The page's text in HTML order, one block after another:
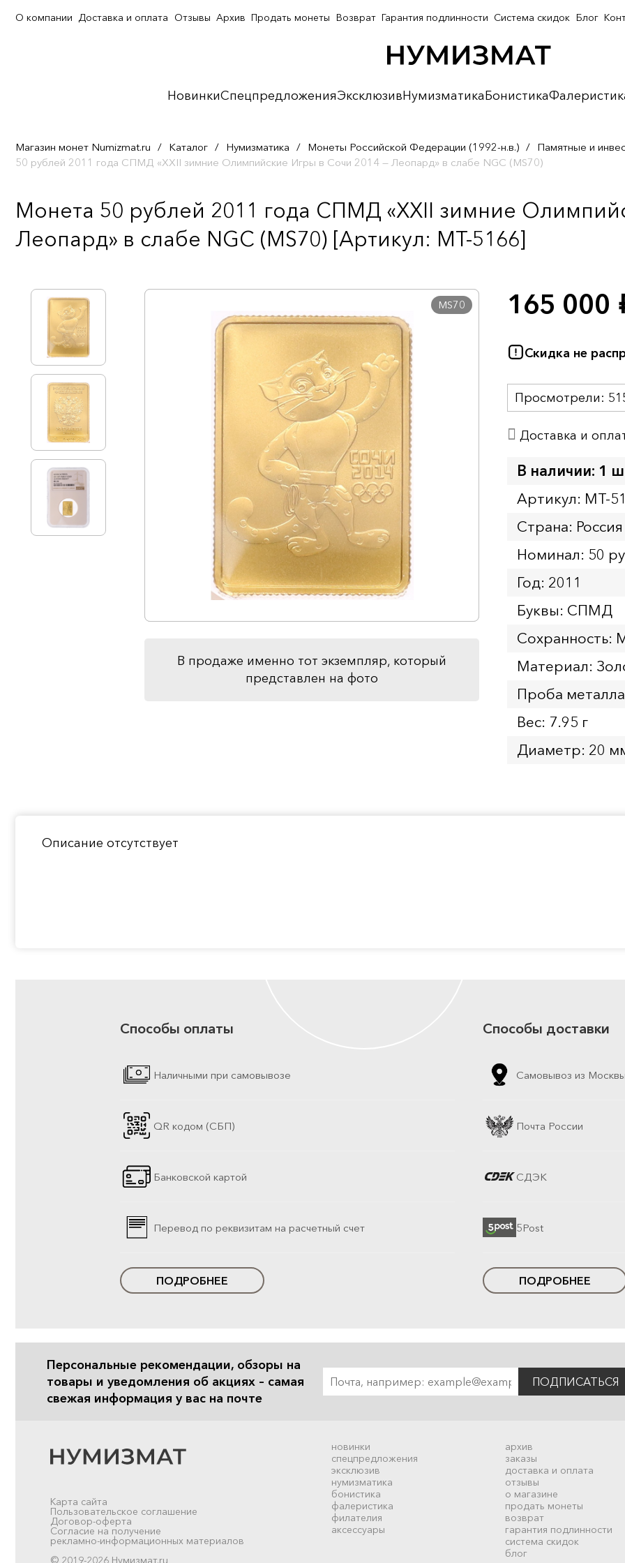
НовинкиСпецпредложенияЭксклюзивНумизматикаБонистика
О компании Доставка и оплата Отзывы Архив Продать монеты Возврат Гарантия подлинности Система скидок Блог
Магазин монет Numizmat.ru / Каталог / Нумизматика / Монеты Российской Федерации (1992-н.в.) / Памятные и
50 рублей 2011 года СПМД «XXII зимние Олимпийские Игры в Сочи 2014 — Леопард» в слабе NGC (MS70)
Монета 50 рублей 2011 года СПМД «XXII зимние
Леопард» в слабе NGC (MS70) [Артикул: MT-5166]
MS70
В продаже именно тот экземпляр, который
представлен на фото
165 000
Скидка не
Просмотрели:
Доставка и
В наличии: 1
Артикул: MT-
Страна: Россия
Номинал: 50
Год: 2011
Буквы: СПМД
Сохранность:
Материал:
Проба
Вес: 7.95 г
Диаметр: 20
Описание отсутствует
Способы оплаты
Наличными при самовывозе
QR кодом (СБП)
Банковской картой
Перевод по реквизитам на расчетный счет
ПОДРОБНЕЕ
Способы доставки
Самовывоз из
Почта России
СДЭК
5Post
ПОДРОБНЕЕ
Персональные рекомендации, обзоры на
товары и уведомления об акциях – самая
свежая информация у вас на почте
ПОДПИСАТЬСЯ
новинки
спецпредложения
эксклюзив
нумизматика
бонистика
фалеристика
филателия
аксессуары
архив
заказы
доставка и оплата
отзывы
о магазине
продать монеты
возврат
гарантия подлинности
система скидок
блог
Карта сайта
Пользовательское соглашение
Договор-оферта
Согласие на получение
рекламно-информационных материалов
© 2019-2026 Нумизмат.ru